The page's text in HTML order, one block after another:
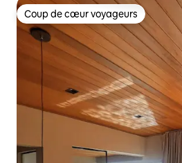
Coup de cœur voyageurs
Coup de cœur voyageurs